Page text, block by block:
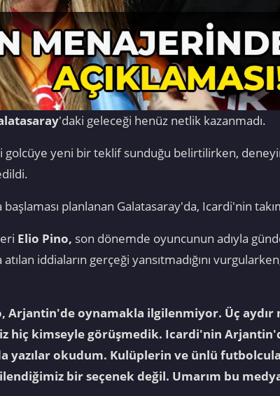
'daki geleceği henüz netlik kazanmadı.
golcüye yeni bir teklif sunduğu belirtilirken,
başlaması planlanan Galatasaray'da, Icardi'nin
Elio Pino, son dönemde oyuncunun adıyla
iddiaların gerçeği yansıtmadığını
Arjantin'de oynamakla ilgilenmiyor. Üç aydır
hiç kimseyle görüşmedik. Icardi'nin
yazılar okudum. Kulüplerin ve ünlü
bir seçenek değil. Umarım bu